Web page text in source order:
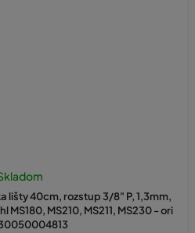
lišty 40cm, rozstup 3/8" P, 1,3mm,
MS210, MS211, MS230 - ori